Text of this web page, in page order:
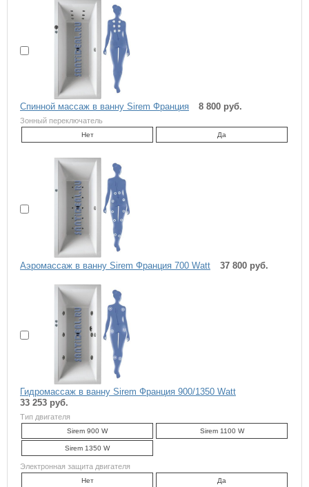
Спинной массаж в ванну Sirem Франция 8 800 руб.
Зонный переключатель
Нет Да
Аэромассаж в ванну Sirem Франция 700 Watt 37 800 руб.
Гидромассаж в ванну Sirem Франция 900/1350 Watt
33 253 руб.
Тип двигателя
Sirem 900 W Sirem 1100 W
Sirem 1350 W
Электронная защита двигателя
Нет Да